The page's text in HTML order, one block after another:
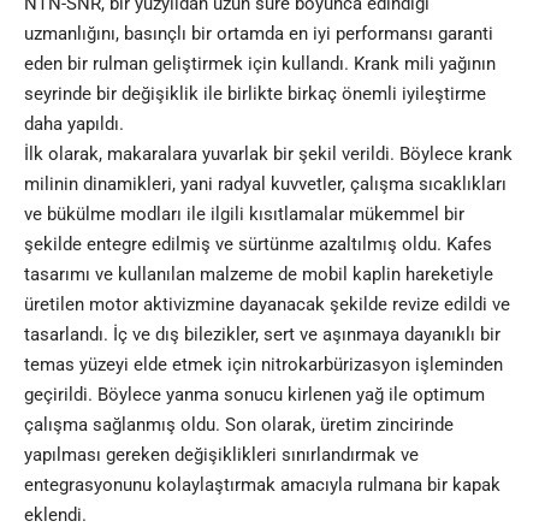
uzmanlığını, basınçlı bir ortamda en iyi performansı garanti
eden bir rulman geliştirmek için kullandı. Krank mili yağının
seyrinde bir değişiklik ile birlikte birkaç önemli iyileştirme
daha yapıldı.
İlk olarak, makaralara yuvarlak bir şekil verildi. Böylece krank
milinin dinamikleri, yani radyal kuvvetler, çalışma sıcaklıkları
ve bükülme modları ile ilgili kısıtlamalar mükemmel bir
şekilde entegre edilmiş ve sürtünme azaltılmış oldu. Kafes
tasarımı ve kullanılan malzeme de mobil kaplin hareketiyle
üretilen motor aktivizmine dayanacak şekilde revize edildi ve
tasarlandı. İç ve dış bilezikler, sert ve aşınmaya dayanıklı bir
temas yüzeyi elde etmek için nitrokarbürizasyon işleminden
geçirildi. Böylece yanma sonucu kirlenen yağ ile optimum
çalışma sağlanmış oldu. Son olarak, üretim zincirinde
yapılması gereken değişiklikleri sınırlandırmak ve
entegrasyonunu kolaylaştırmak amacıyla rulmana bir kapak
eklendi.